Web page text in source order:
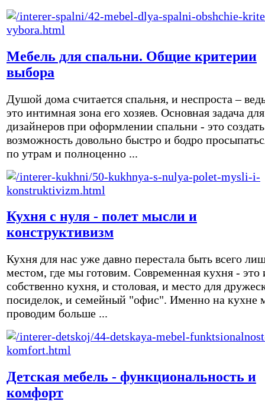
Мебель для спальни. Общие критерии
выбора
Душой дома считается спальня, и неспроста –
это интимная зона его хозяев. Основная задача для
дизайнеров при оформлении спальни - это создать
возможность довольно быстро и бодро
по утрам и полноценно ...
Кухня с нуля - полет мысли и
конструктивизм
Кухня для нас уже давно перестала быть всего
местом, где мы готовим. Современная кухня - это
собственно кухня, и столовая, и место для
посиделок, и семейный "офис". Именно на кухне
проводим больше ...
Детская мебель - функциональность и
комфорт